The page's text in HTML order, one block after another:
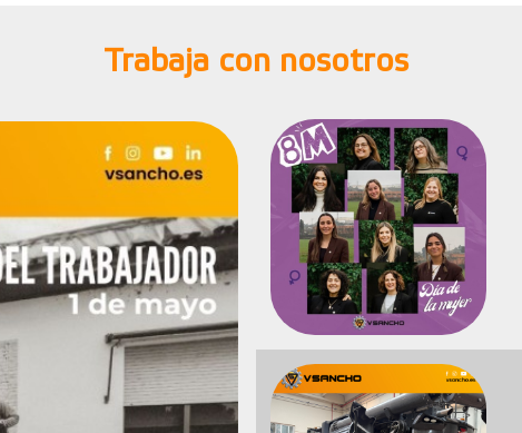
Trabaja con nosotros